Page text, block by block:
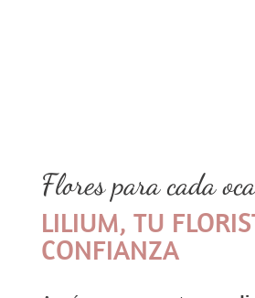
Flores para cada
LILIUM, TU
CONFIANZA